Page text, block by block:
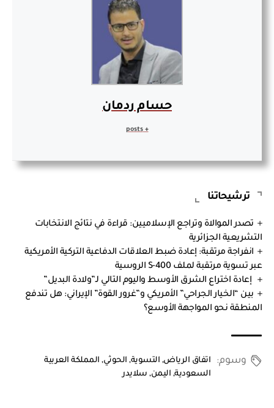
حسام ردمان
ترشيحاتنا
تصدر الموالاة وتراجع الإسلاميين: قراءة في نتائج الانتخابات
التشريعية الجزائرية
انفراجة مرتقبة: إعادة ضبط العلاقات الدفاعية التركية الأمريكية
عبر تسوية مرتقبة لملف S-400 الروسية
إعادة اختراع الشرق الأوسط واليوم التالي لـ”ولادة البديل”
بين “الخيار الجراحي” الأمريكي و”غرور القوة” الإيراني: هل تندفع
المنطقة نحو المواجهة الأوسع؟
وسوم: اتفاق الرياض,التسوية,الحوثي,المملكة العربية
السعودية,اليمن,سلايدر